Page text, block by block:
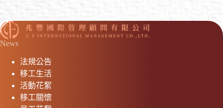
News
法規公告
移工生活
活動花絮
移工關懷